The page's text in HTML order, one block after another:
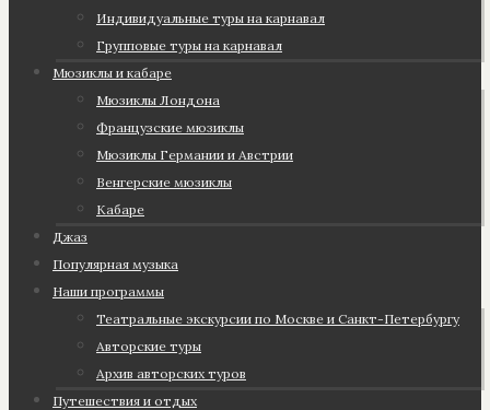
Индивидуальные туры на карнавал
Групповые туры на карнавал
Мюзиклы и кабаре
Мюзиклы Лондона
Французские мюзиклы
Мюзиклы Германии и Австрии
Венгерские мюзиклы
Кабаре
Джаз
Популярная музыка
Наши программы
Театральные экскурсии по Москве и Санкт-Петербургу
Авторские туры
Архив авторских туров
Путешествия и отдых